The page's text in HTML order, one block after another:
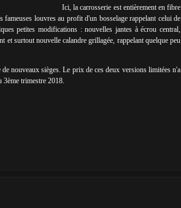
Ici, la carrosserie est entièrement en fibre
fameuses louvres au profit d'un bosselage rappelant celui de
petites modifications : nouvelles jantes à écrou central,
et surtout nouvelle calandre grillagée, rappelant quelque peu
nouveaux sièges. Le prix de ces deux versions limitées n'a
3ème trimestre 2018.